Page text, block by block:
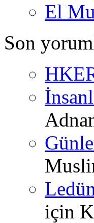
El
Son
için